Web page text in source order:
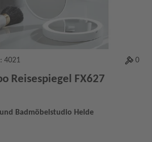
4021 0
Reisespiegel FX627
Badmöbelstudio Helde